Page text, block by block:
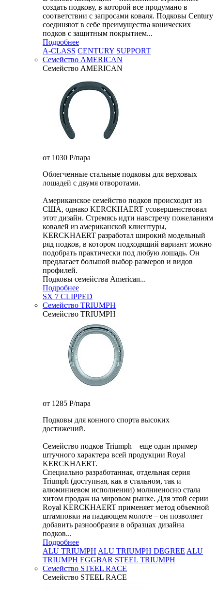
создать подкову, в которой все продумано в
соответствии с запросами коваля. Подковы Century
cоединяют в себе преимущества конических
подков с защитным покрытием...
Подробнее
A-CLASS CENTURY SUPPORT
Семейство AMERICAN
Семейство AMERICAN
от 1030 P/пара
Облегченные стальные подковы для верховых
лошадей с двумя отворотами.
Американское семейство подков происходит из
США, однако KERCKHAERT усовершенствовал
этот дизайн. Стремясь идти навстречу пожеланиям
ковалей из американской клиентуры,
KERCKHAERT разработал широкий модельный
ряд подков, в котором подходящий вариант можно
подобрать практически под любую лошадь. Он
предлагает большой выбор размеров и видов
профилей.
Подковы семейства American...
Подробнее
SX 7 CLIPPED
Семейство TRIUMPH
Семейство TRIUMPH
от 1285 P/пара
Подковы для конного спорта высоких
достижений.
Семейство подков Triumph – еще один пример
штучного характера всей продукции Royal
KERCKHAERT.
Специально разработанная, отдельная серия
Triumph (доступная, как в стальном, так и
алюминиевом исполнении) молниеносно стала
хитом продаж на мировом рынке. Для этой серии
Royal KERCKHAERT применяет метод объемной
штамповки на падающем молоте – он позволяет
добавить разнообразия в образцах дизайна
подков...
Подробнее
ALU TRIUMPH ALU TRIUMPH DEGREE ALU
TRIUMPH EGGBAR STEEL TRIUMPH
Семейство STEEL RACE
Семейство STEEL RACE